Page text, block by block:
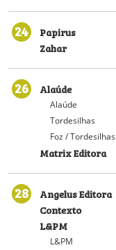
24
Papirus
Zahar
26 Alaúde
Alaúde
Tordesilhas
Foz / Tordesilhas
Matrix Editora
28
Angelus Editora
Contexto
L&PM
L&PM